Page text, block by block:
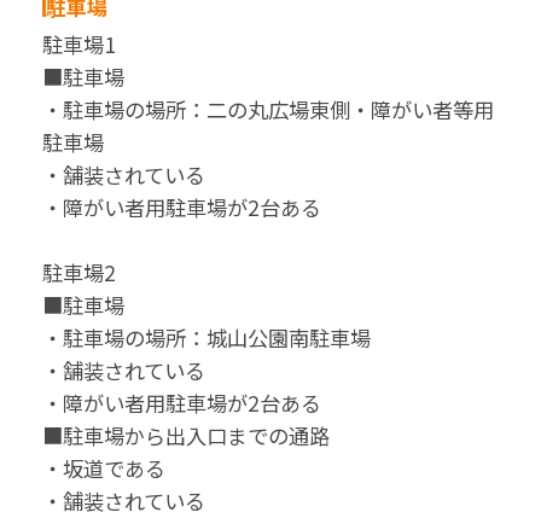
駐車場
駐車場1
■駐車場
・駐車場の場所：二の丸広場東側・障がい者等用
駐車場
・舗装されている
・障がい者用駐車場が2台ある
駐車場2
■駐車場
・駐車場の場所：城山公園南駐車場
・舗装されている
・障がい者用駐車場が2台ある
■駐車場から出入口までの通路
・坂道である
・舗装されている